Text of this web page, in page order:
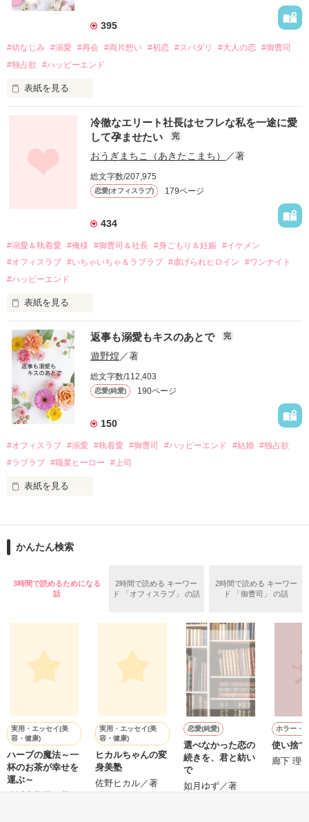
395
#幼なじみ #溺愛 #再会 #両片想い #初恋 #スパダリ #大人の恋 #御曹司
#独占欲
#ハッピーエンド
表紙を見る
幼なじみの哲平に淡い恋心を抱いていた美桜。
しかし、ある出来事をきっかけに二人の関係は壊れてしまう。
関係修復もできないまま、美桜は両親の離婚によって
引っ越すことになり、哲平とも離れ離れになった。
それから約十二年後。
過去の傷から、二度と会いたくないと思っていた哲平に
運命のような再会を果たす。
酔った勢いで一夜を共にしてしまった。
さらに、美桜が初めてだと知った哲平は
『責任をとる、結婚しよう』と真っ直ぐに告げてきた。
戸惑う美桜とは裏腹に、好きという気持ちを隠すことなく
甘やかしてくる。
そんなある日、哲平は美桜がストーカー被害に
遭っていることを知る。
美桜を守るため、哲平は同居を提案してきて――。
夏木美桜(なつきみお)
鳴海哲平 (なるみてっぺい)
2026.6.5～2026.7.25
＊以前、公開していた話の改稿版です＊
作品を読む
冷徹なエリート社長はセフレな私を一途に愛
して孕ませたい
完
おうぎまちこ（あきたこまち） ／著
総文字数/207,975
恋愛(オフィスラブ) 179ページ
434
#溺愛＆執着愛 #俺様 #御曹司＆社長 #身ごもり＆妊娠 #イケメン
#オフィスラブ #いちゃいちゃ＆ラブラブ #虐げられヒロイン
#ワンナイト
#ハッピーエンド
表紙を見る
おかしな噂を流されて前の職場でうまくいかなかった梅田美
桜は、海外で傷心旅行をしていたところ、日本人美青年と出会
い、酒の勢いもあり一夜限りの関係となる。
帰国後、美桜は新しい職場でワンナイトした美青年と再会。
なんと彼の正体は、とある財閥御曹司にも関わらず、一族を離
れて起業した新進気鋭の実業家、社内でも冷徹だと評判な社長
――御影恭司その人だったのだ――！
なぜか恭司から飼い猫の世話係を命じられた美桜は、猫の世
の関係となってしまい――？
返事も溺愛もキスのあとで 完
遊野煌／著
総文字数/112,403
恋愛(純愛) 190ページ
150
#オフィスラブ #溺愛 #執着愛 #御曹司 #ハッピーエンド #結婚 #独占欲
#ラブラブ #職業ヒーロー #上司
表紙を見る
ションの企画戦略室で働いている。
めた、同期で恋人の石垣守（26）がいるのだが、後輩の姫原由
いた。
守と由羅から『便利屋雛子』と馬鹿にされ、一人こっそり泣い
鷹哉『宜しくな、俺の雛子』🦅
雛子『俺の……ひぃ、雛子？！！！』🐥
シゴデキで冷徹な上司が見せる素顔は、なぜか想像以上に甘く
※表紙も作中使用の画像も全てフリー素材です。
※執筆期間2026.6.3〜7.20完結です。
※他サイトさんにて恋愛トレンド1位でした〜良かったら読ん
で頂けると嬉しいです。
かんたん検索
3時間で読めるためになる
話
2時間で読める キーワー
ド 「オフィスラブ」 の話
2時間で読める キーワー
ド 「御曹司」 の話
実用・エッセイ(美
容・健康)
ハーブの魔法～一
杯のお茶が幸せを
運ぶ～
遠近由美子／著
実用・エッセイ(美
容・健康)
ヒカルちゃんの変
身美塾
佐野ヒカル／著
恋愛(純愛)
選べなかった恋の
続きを、君と紡い
で
如月ゆず／著
ホラー・
使い捨
廊下 理